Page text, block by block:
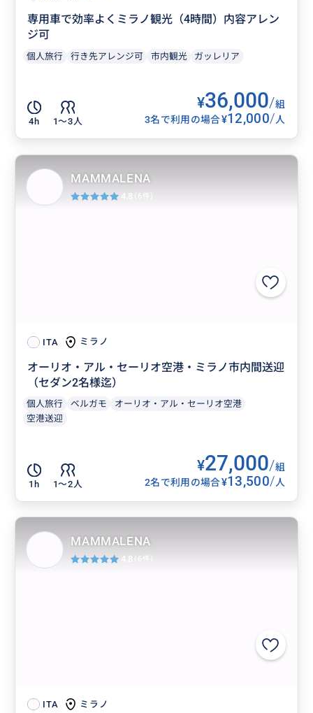
専用車で効率よくミラノ観光（4時間）内容アレン
ジ可
個人旅行 行き先アレンジ可 市内観光 ガッレリア
4h 1〜3人
¥36,000/組
3名で利用の場合¥12,000/人
ITA ミラノ
オーリオ・アル・セーリオ空港・ミラノ市内間送迎
（セダン2名様迄）
個人旅行 ベルガモ
オーリオ・アル・セーリオ空港
空港送迎
1h 1〜2人
¥27,000/組
2名で利用の場合¥13,500/人
MAMMALENA
4.8 (6件)
ITA ミラノ
MAMMALENA
4.8 (6件)